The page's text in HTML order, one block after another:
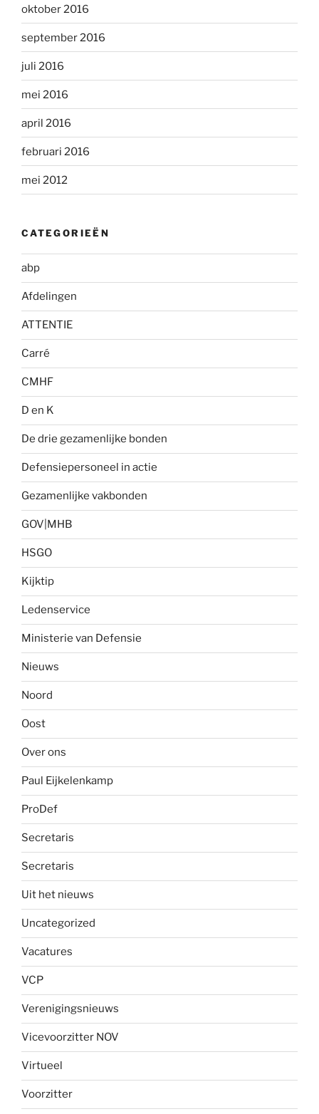
oktober 2016
september 2016
juli 2016
mei 2016
april 2016
februari 2016
mei 2012
CATEGORIEËN
abp
Afdelingen
ATTENTIE
Carré
CMHF
D en K
De drie gezamenlijke bonden
Defensiepersoneel in actie
Gezamenlijke vakbonden
GOV|MHB
HSGO
Kijktip
Ledenservice
Ministerie van Defensie
Nieuws
Noord
Oost
Over ons
Paul Eijkelenkamp
ProDef
Secretaris
Secretaris
Uit het nieuws
Uncategorized
Vacatures
VCP
Verenigingsnieuws
Vicevoorzitter NOV
Virtueel
Voorzitter